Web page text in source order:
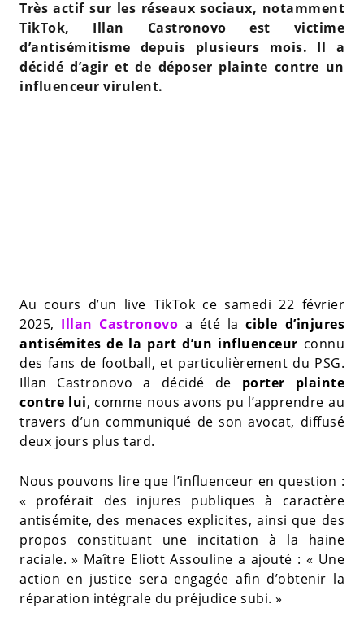
Très actif sur les réseaux sociaux, notamment
TikTok, Illan Castronovo est victime
d’antisémitisme depuis plusieurs mois. Il a
décidé d’agir et de déposer plainte contre un
influenceur virulent.
Au cours d’un live TikTok ce samedi 22 février
2025, Illan Castronovo a été la cible d’injures
antisémites de la part d’un influenceur connu
des fans de football, et particulièrement du PSG.
Illan Castronovo a décidé de porter plainte
contre lui, comme nous avons pu l’apprendre au
travers d’un communiqué de son avocat, diffusé
deux jours plus tard.
Nous pouvons lire que l’influenceur en question :
« proférait des injures publiques à caractère
antisémite, des menaces explicites, ainsi que des
propos constituant une incitation à la haine
raciale. » Maître Eliott Assouline a ajouté : « Une
action en justice sera engagée afin d’obtenir la
réparation intégrale du préjudice subi. »